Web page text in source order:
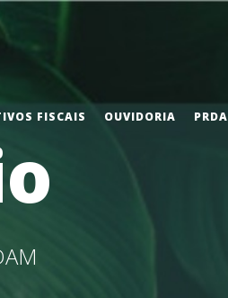
FISCAIS OUVIDORIA PRDA